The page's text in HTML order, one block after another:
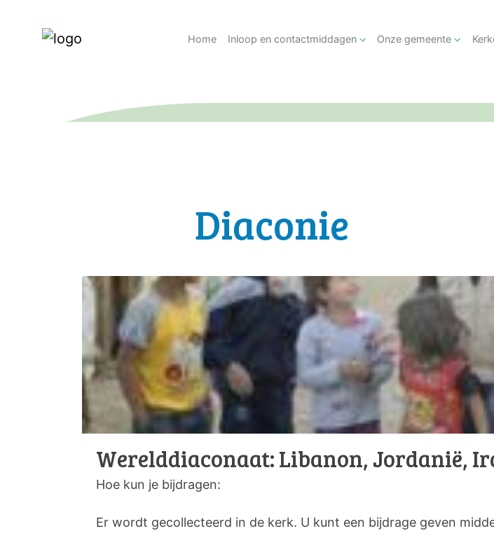
Home Inloop en contactmiddagen Onze gemeente
Diaconie
Werelddiaconaat: Libanon, Jordanië,
Hoe kun je bijdragen:
Er wordt gecollecteerd in de kerk. U kunt een bijdrage geven